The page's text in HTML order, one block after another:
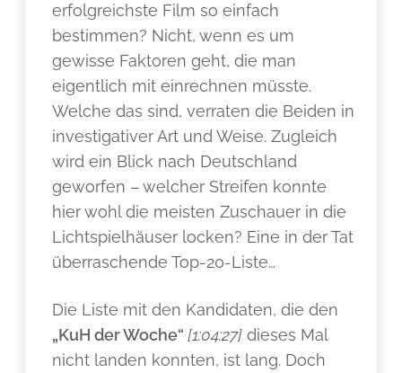
erfolgreichste Film so einfach
bestimmen? Nicht, wenn es um
gewisse Faktoren geht, die man
eigentlich mit einrechnen müsste.
Welche das sind, verraten die Beiden in
investigativer Art und Weise. Zugleich
wird ein Blick nach Deutschland
geworfen – welcher Streifen konnte
hier wohl die meisten Zuschauer in die
Lichtspielhäuser locken? Eine in der Tat
überraschende Top-20-Liste…
Die Liste mit den Kandidaten, die den
„KuH der Woche“[1:04:27] dieses Mal
nicht landen konnten, ist lang. Doch